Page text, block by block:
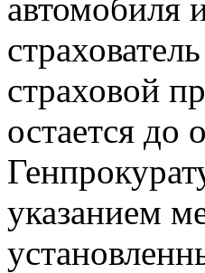
автомобиля
страховой
остается до
указанием